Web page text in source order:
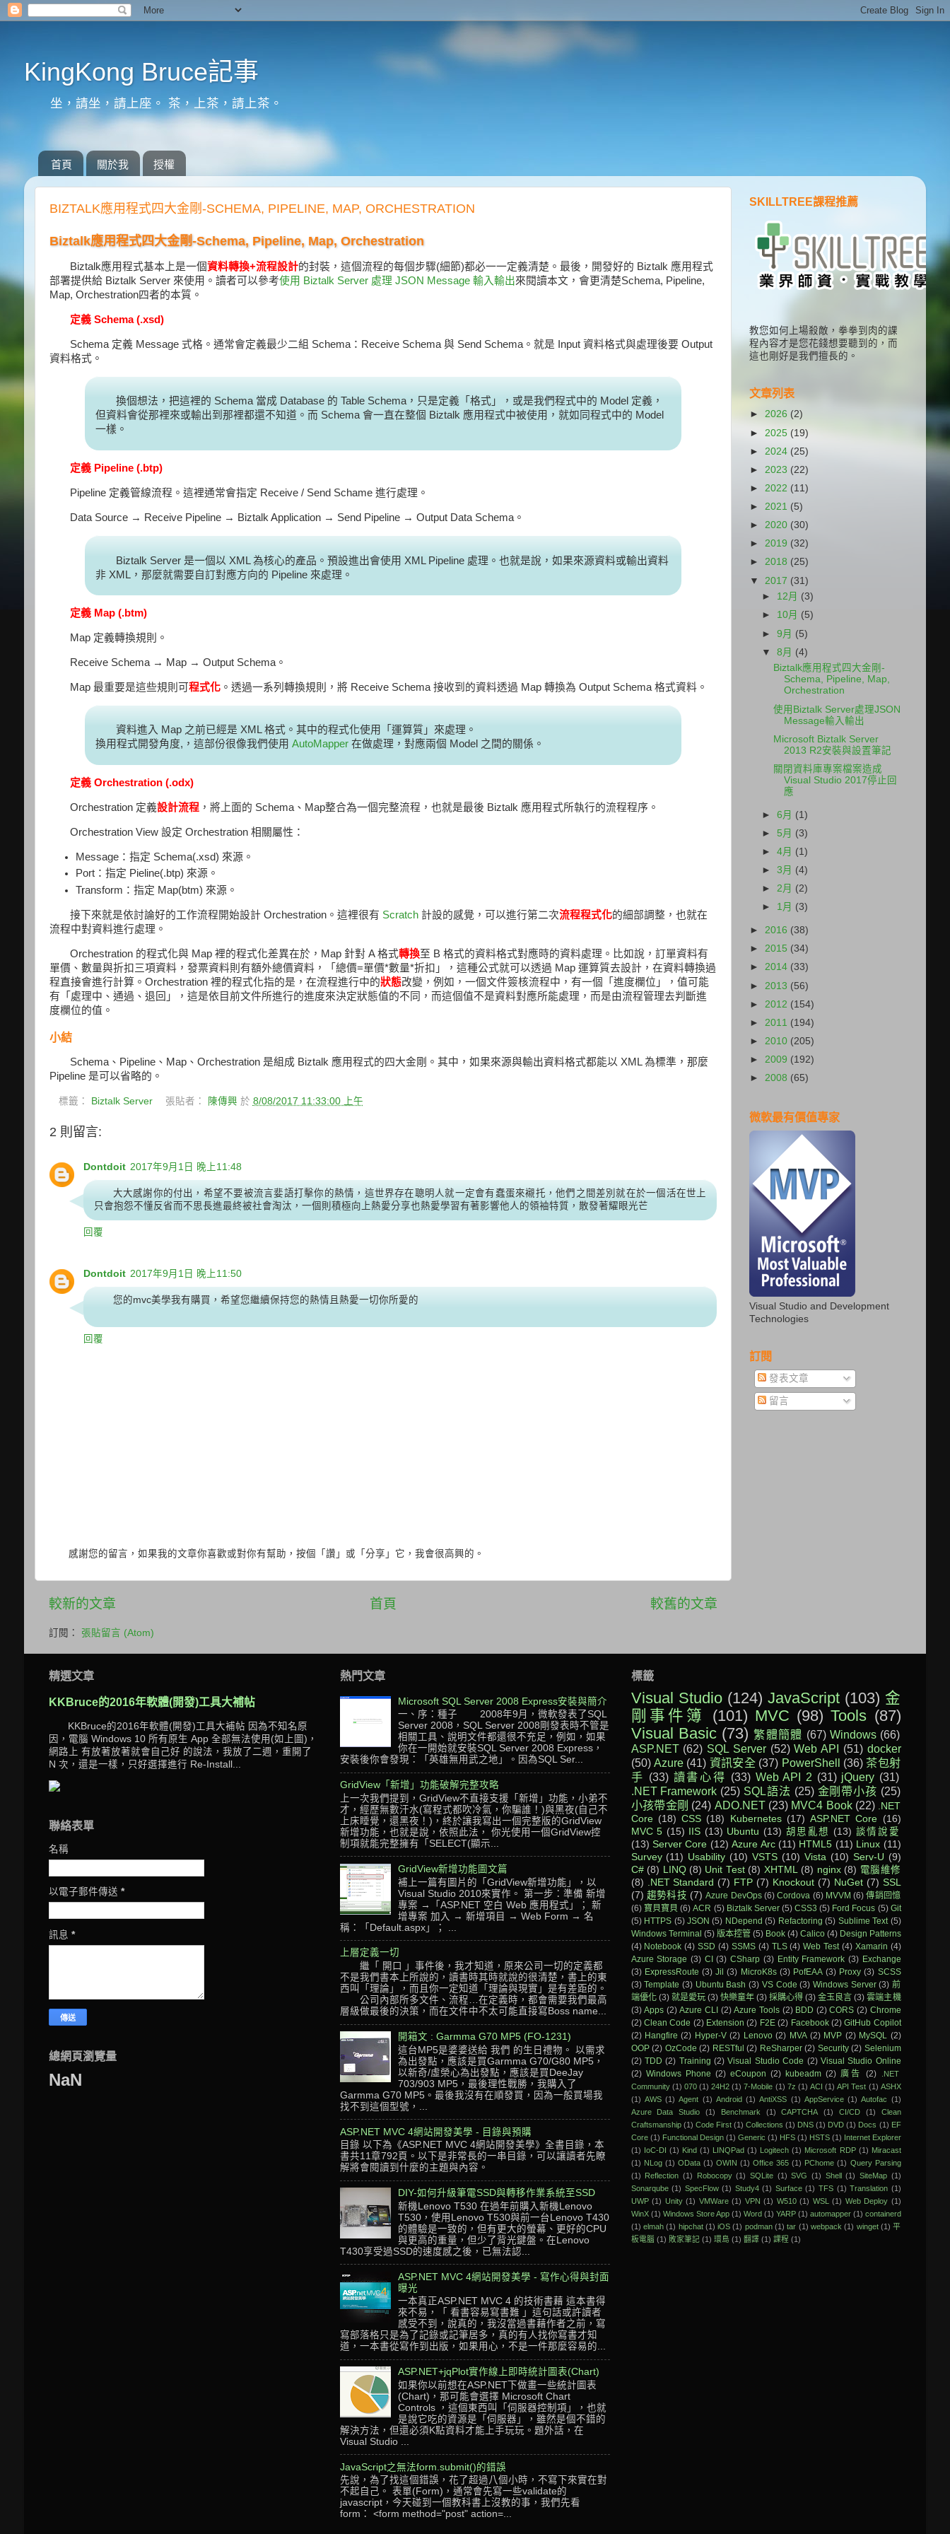
KingKong Bruce記事
坐，請坐，請上座。 茶，上茶，請上茶。
首頁 關於我 授權
BIZTALK應用程式四大金剛-SCHEMA, PIPELINE, MAP, ORCHESTRATION
Biztalk應用程式四大金剛-Schema, Pipeline, Map, Orchestration
Biztalk應用程式基本上是一個資料轉換+流程設計的封裝，這個流程的每個步驟(細節)都必一一定義清楚。最後，開發好的 Biztalk 應用程式
部署提供給 Biztalk Server 來使用。讀者可以參考使用 Biztalk Server 處理 JSON Message 輸入輸出來閱讀本文，會更清楚Schema, Pipeline,
Map, Orchestration四者的本質。
定義 Schema (.xsd)
Schema 定義 Message 式格。通常會定義最少二組 Schema：Receive Schema 與 Send Schema。就是 Input 資料格式與處理後要 Output
資料格式。
換個想法，把這裡的 Schema 當成 Database 的 Table Schema，只是定義「格式」，或是我們程式中的 Model 定義，
但資料會從那裡來或輸出到那裡都還不知道。而 Schema 會一直在整個 Biztalk 應用程式中被使用，就如同程式中的 Model
一樣。
定義 Pipeline (.btp)
Pipeline 定義管線流程。這裡通常會指定 Receive / Send Schame 進行處理。
Data Source → Receive Pipeline → Biztalk Application → Send Pipeline → Output Data Schema。
Biztalk Server 是一個以 XML 為核心的產品。預設進出會使用 XML Pipeline 處理。也就是說，如果來源資料或輸出資料
非 XML，那麼就需要自訂對應方向的 Pipeline 來處理。
定義 Map (.btm)
Map 定義轉換規則。
Receive Schema → Map → Output Schema。
Map 最重要是這些規則可程式化 。透過一系列轉換規則，將 Receive Schema 接收到的資料透過 Map 轉換為 Output Schema 格式資料。
資料進入 Map 之前已經是 XML 格式。其中的程式化使用「運算質」來處理。
換用程式開發角度,，這部份很像我們使用 AutoMapper在做處理，對應兩個 Model 之間的關係。
定義 Orchestration (.odx)
Orchestration 定義設計流程 ，將上面的 Schema、Map整合為一個完整流程，也就是最後 Biztalk 應用程式所執行的流程程序。
Orchestration View 設定 Orchestration 相關屬性：
Message：指定 Schema(.xsd) 來源。
Port：指定 Pieline(.btp) 來源。
Transform：指定 Map(btm) 來源。
接下來就是依討論好的工作流程開始設計 Orchestration。這裡很有 Scratch 計設的感覺，可以進行第二次流程程式化的細部調整，也就在
流程中對資料進行處理。
Orchestration 的程式化與 Map 裡的程式化差異在於，Map 針對 A 格式轉換至 B 格式的資料格式對應時的資料處理。比如說，訂單資料有
單價、數量與折扣三項資料，發票資料則有額外總價資料，「總價=單價*數量*折扣」，這種公式就可以透過 Map 運算質去設計，在資料轉換過
程直接會進行計算。Orchestration 裡的程式化指的是，在流程進行中的狀態改變，例如，一個文件簽核流程中，有一個「進度欄位」，值可能
有「處理中、通過、退回」，這是依目前文件所進行的進度來決定狀態值的不同，而這個值不是資料對應所能處理，而是由流程管理去判斷進
度欄位的值。
小結
Schema、Pipeline、Map、Orchestration 是組成 Biztalk 應用程式的四大金剛。其中，如果來源與輸出資料格式都能以 XML 為標準，那麼
Pipeline 是可以省略的。
標籤： Biztalk Server 張貼者： 陳傳興 於 8/08/2017 11:33:00 上午
2 則留言:
Dontdoit 2017年9月1日 晚上11:48
大大感謝你的付出，希望不要被流言婓語打擊你的熱情，這世界存在聰明人就一定會有蠢蛋來襯托，他們之間差別就在於一個活在世上
只會抱怨不懂反省而不思長進最終被社會淘汰，一個則積極向上熱愛分享也熱愛學習有著影響他人的領袖特質，散發著耀眼光芒
回覆
Dontdoit 2017年9月1日 晚上11:50
您的mvc美學我有購買，希望您繼續保持您的熱情且熱愛一切你所愛的
回覆
感謝您的留言，如果我的文章你喜歡或對你有幫助，按個「讚」或「分享」它，我會很高興的。
較新的文章 較舊的文章
首頁
訂閱： 張貼留言 (Atom)
SKILLTREE課程推薦
教您如何上場殺敵，拳拳到肉的課
程內容才是您花錢想要聽到的，而
這也剛好是我們擅長的。
文章列表
►2026 (2)
► 2025 (19)
► 2024 (25)
► 2023 (22)
► 2022 (11)
►2021 (5)
►2020 (30)
►2019 (32)
►2018 (25)
▼ 2017 (31)
► 12月 (3)
► 10月 (5)
► 9月 (5)
▼ 8月 (4)
Biztalk應用程式四大金剛-
Schema, Pipeline, Map,
Orchestration
使用Biztalk Server處理JSON
Message輸入輸出
Microsoft Biztalk Server
2013 R2安裝與設置筆記
關閉資料庫專案檔案造成
Visual Studio 2017停止回
應
► 6月 (1)
► 5月 (3)
► 4月 (1)
► 3月 (4)
► 2月 (2)
► 1月 (3)
►2016 (38)
►2015 (34)
►2014 (33)
► 2013 (56)
► 2012 (154)
► 2011 (194)
► 2010 (205)
►2009 (192)
►2008 (65)
微軟最有價值專家
Visual Studio and Development
Technologies
訂閱
發表文章
留言
精選文章
KKBruce的2016年軟體(開發)工具大補帖
KKBruce的2016年軟體(開發)工具大補帖 因為不知名原
因，電腦 Windows 10 所有原生 App 全部無法使用(如上圖)，
網路上 有放著放著就會自己好 的說法，我放了二週，重開了
N 次，還是一樣，只好選擇進行 Re-Install...
聯絡表單
名稱
以電子郵件傳送 *
訊息 *
總網頁瀏覽量
NaN
熱門文章
Microsoft SQL Server 2008 Express安裝與簡介
一、序：種子 2008年9月，微軟發表了SQL
Server 2008，SQL Server 2008剛發表時不管是
相關工具、說明文件都還很不充足，例如，如果
你在一開始就安裝SQL Server 2008 Express，
安裝後你會發現：「英雄無用武之地」。因為SQL Ser...
GridView「新增」功能破解完整攻略
上一次我們提到，GridView不直接支援「新增」功能，小弟不
才，經歷無數汗水(寫程式都吹冷氣，你騙誰！)與黑夜(自己不
上床睡覺，還黑夜！)，終於讓我寫出一個完整版的GridView
新增功能，也就是說，依照此法， 你光使用一個GridView控
制項就能完整擁有「SELECT(顯示...
GridView新增功能圖文篇
補上一篇有圖片的「GridView新增功能」，以
Visual Studio 2010來實作。 第一步：準備 新增
專案 →「ASP.NET 空白 Web 應用程式」； 新
增專案 加入 → 新增項目 → Web Form → 名
稱：「Default.aspx」； ...
上層定義一切
繼「 開口 」事件後，我才知道，原來公司一切的定義都
不是我們書本上所說的，讀書時其時就說的很清楚，書上的東
西叫「理論」，而且你一定知道「理論與現實」是有差距的。
公司內部所多文件、流程…在定義時，都會需要我們最高
層級做最後的決策，而在文件中不太可能直接寫Boss name...
開箱文 : Garmma G70 MP5 (FO-1231)
這台MP5是婆婆送給 我們 的生日禮物。 以需求
為出發點，應該是買Garmma G70/G80 MP5，
以新奇/虛榮心為出發點，應該是買DeeJay
703/903 MP5，最後理性戰勝，我購入了
Garmma G70 MP5。最後我沒有在順發買，因為一般買場我
找不到這個型號，...
ASP.NET MVC 4網站開發美學 - 目錄與預購
目錄 以下為《ASP.NET MVC 4網站開發美學》全書目錄，本
書共11章792頁。以下是非常長的一串目錄，可以讓讀者先瞭
解將會閱讀到什麼的主題與內容。
DIY-如何升級筆電SSD與轉移作業系統至SSD
新機Lenovo T530 在過年前購入新機Lenovo
T530，使用Lenovo T530與前一台Lenovo T430
的體驗是一致的，但有更大的螢幕、更好的CPU
與更高的重量，但少了背光鍵盤。在Lenovo
T430享受過SSD的速度感之後，已無法認...
ASP.NET MVC 4網站開發美學 - 寫作心得與封面
曝光
一本真正ASP.NET MVC 4 的技術書藉 這本書得
來不易，「 看書容易寫書難 」這句話或許讀者
感受不到，說真的，我沒當過書藉作者之前，寫
寫部落格只是為了記錄或記筆居多，真的有人找你寫書才知
道，一本書從寫作到出版，如果用心，不是一件那麼容易的...
ASP.NET+jqPlot實作線上即時統計圖表(Chart)
如果你以前想在ASP.NET下做畫一些統計圖表
(Chart)，那可能會選擇 Microsoft Chart
Controls ，這個東西叫「伺服器控制項」，也就
是說它吃的資源是「伺服器」，雖然是個不錯的
解決方法，但還必須K點資料才能上手玩玩。題外話，在
Visual Studio ...
JavaScript之無法form.submit()的錯誤
先說，為了找這個錯誤，花了超過八個小時，不寫下來實在對
不起自己。 表單(Form)，通常會先寫一些validate的
javascript，今天碰到一個教科書上沒教的事，我們先看
form： <form method="post" action=...
標籤
Visual Studio (124) JavaScript (103) 金
剛事件簿
(101) MVC (98) Tools (87)
Visual Basic (73) 繁體簡體 (67) Windows (66)
ASP.NET (62) SQL Server (52) Web API (51) docker
(50) Azure (41) 資訊安全 (37) PowerShell (36) 茶包射
手 (33) 讀書心得 (33) Web API 2 (31) jQuery (31)
.NET Framework (25) SQL語法 (25) 金剛帶小孩 (25)
小孩帶金剛 (24) ADO.NET (23) MVC4 Book (22) .NET
Core (18) CSS (18) Kubernetes (17) ASP.NET Core (16)
MVC 5 (15) IIS (13) Ubuntu (13) 胡思亂想 (13) 談情說愛
(13) Server Core (12) Azure Arc (11) HTML5 (11) Linux (11)
Survey (11) Usability (10) VSTS (10) Vista (10) Serv-U (9)
C# (8) LINQ (8) Unit Test (8) XHTML (8) nginx (8) 電腦維修
(8) .NET Standard (7) FTP (7) Knockout (7) NuGet (7) SSL
(7) 趨勢科技 (7) Azure DevOps (6) Cordova (6) MVVM (6) 傳銷回憶
(6) 寶貝寶貝 (6) ACR (5) Biztalk Server (5) CSS3 (5) Ford Focus (5) Git
(5) HTTPS (5) JSON (5) NDepend (5) Refactoring (5) Sublime Text (5)
Windows Terminal (5) 版本控管 (5) Book (4) Calico (4) Design Patterns
(4) Notebook (4) SSD (4) SSMS (4) TLS (4) Web Test (4) Xamarin (4)
Azure Storage (3) CI (3) CSharp (3) Entity Framework (3) Exchange
(3) ExpressRoute (3) Jil (3) MicroK8s (3) PofEAA (3) Proxy (3) SCSS
(3) Template (3) Ubuntu Bash (3) VS Code (3) Windows Server (3) 前
端優化 (3) 就是愛玩 (3) 快樂童年 (3) 採購心得 (3) 金玉良言 (3) 雲端主機
(3) Apps (2) Azure CLI (2) Azure Tools (2) BDD (2) CORS (2) Chrome
(2) Clean Code (2) Extension (2) F2E (2) Facebook (2) GitHub Copilot
(2) Hangfire (2) Hyper-V (2) Lenovo (2) MVA (2) MVP (2) MySQL (2)
OOP (2) OzCode (2) RESTful (2) ReSharper (2) Security (2) Selenium
(2) TDD (2) Training (2) Visual Studio Code (2) Visual Studio Online
(2) Windows Phone (2) eCoupon (2) kubeadm (2) 廣告 (2)
.NET
Community (1) 070 (1) 24H2 (1) 7-Mobile (1) 7z (1) ACI (1) API Test (1) ASHX
(1) AWS (1) Agent (1) Android (1) AntiXSS (1) AppService (1) Autofac (1)
Azure Data Studio
(1) Benchmark (1) CAPTCHA (1) CI/CD (1)
Clean
Craftsmanship (1) Code First (1) Collections (1) DNS (1) DVD (1) Docs (1) EF
Core (1) Functional Design (1) Generic (1) HFS (1) HSTS (1) Internet Explorer
(1)
IoC-DI (1) Kind (1) LINQPad (1) Logitech (1) Microsoft RDP (1) Miracast
(1) NLog (1) OData (1) OWIN (1) Office 365 (1) PChome (1) Query Parsing
(1)
Reflection (1) Robocopy (1) SQLite (1) SVG (1) Shell (1) SiteMap (1)
Sonarqube (1) SpecFlow (1) Study4 (1) Surface (1) TFS (1) Translation (1)
UWP (1) Unity (1) VMWare (1) VPN (1) W510 (1) WSL (1) Web Deploy (1)
WinX (1) Windows Store App (1) Word (1) YARP (1) automapper (1) containerd
(1) elmah (1) hipchat (1) iOS (1) podman (1) tar (1) webpack (1) winget (1) 平
板電腦 (1) 敗家筆記 (1) 環島 (1) 翻譯 (1) 課程 (1)